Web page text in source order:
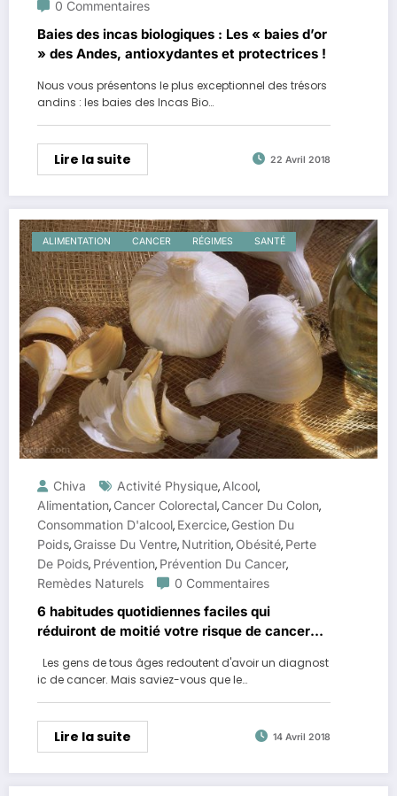
0 Commentaires
Baies des incas biologiques : Les « baies d’or
» des Andes, antioxydantes et protectrices !
Nous vous présentons le plus exceptionnel des trésors
andins : les baies des Incas Bio…
Lire la suite 22 Avril 2018
ALIMENTATION CANCER RÉGIMES SANTÉ
Chiva Activité Physique, Alcool,
Alimentation, Cancer Colorectal, Cancer Du Colon,
Consommation D'alcool, Exercice, Gestion Du
Poids, Graisse Du Ventre, Nutrition, Obésité, Perte
De Poids, Prévention, Prévention Du Cancer,
Remèdes Naturels
0 Commentaires
6 habitudes quotidiennes faciles qui
réduiront de moitié votre risque de cancer
Les gens de tous âges redoutent d'avoir un diagnost
ic de cancer. Mais saviez-vous que le…
Lire la suite 14 Avril 2018